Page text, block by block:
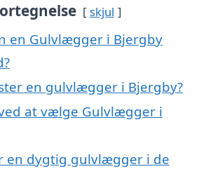
skjul
en Gulvlægger i Bjergby
en gulvlægger i Bjergby?
at vælge Gulvlægger i
en dygtig gulvlægger i de